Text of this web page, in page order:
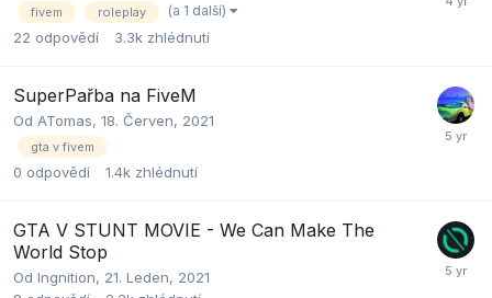
fivem roleplay (a 1 další)
22 odpovědí 3.3k zhlédnutí
SuperPařba na FiveM
Od ATomas, 18. Červen, 2021
gta v fivem
0 odpovědí 1.4k zhlédnutí
GTA V STUNT MOVIE - We Can Make The
World Stop
Od Ingnition, 21. Leden, 2021